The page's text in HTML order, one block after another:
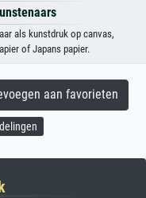
als kunstdruk op canvas,
of Japans papier.
aan favorieten